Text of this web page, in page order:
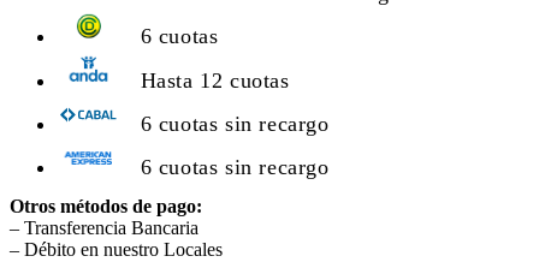
6 cuotas
Hasta 12 cuotas
6 cuotas sin recargo
6 cuotas sin recargo
Otros métodos de pago:
– Transferencia Bancaria
– Débito en nuestro Locales